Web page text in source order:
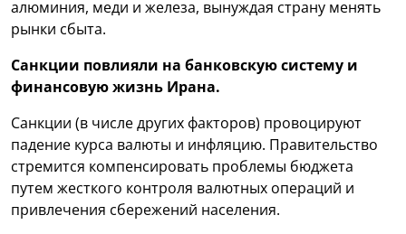
алюминия, меди и железа, вынуждая страну менять
рынки сбыта.
Санкции повлияли на банковскую систему и
финансовую жизнь Ирана.
Санкции (в числе других факторов) провоцируют
падение курса валюты и инфляцию. Правительство
стремится компенсировать проблемы бюджета
путем жесткого контроля валютных операций и
привлечения сбережений населения.